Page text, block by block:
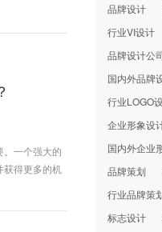
一个强大的
获得更多的机
品牌设计
行业VI设计
品牌设计公
国内外品牌
行业LOGO
企业形象设
国内外企业
品牌策划
行业品牌策
标志设计